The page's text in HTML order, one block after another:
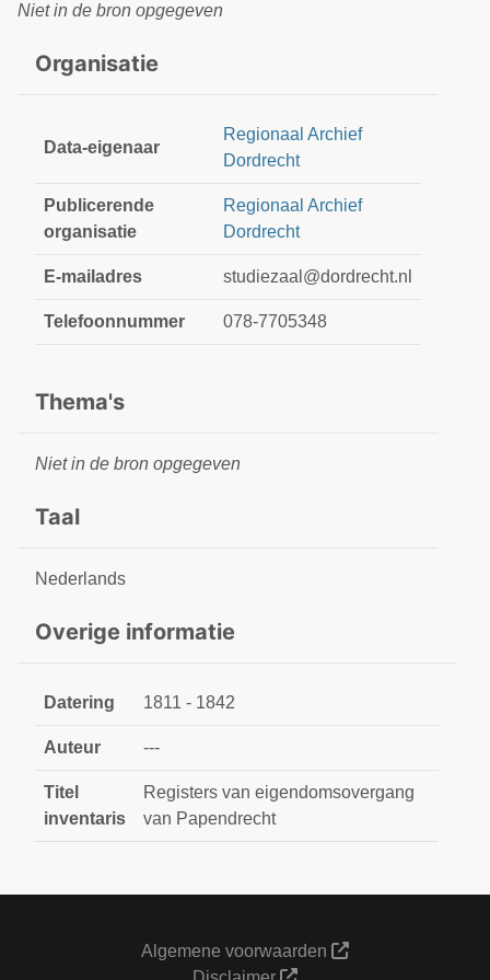
Niet in de bron opgegeven
Organisatie
Data-eigenaar
Regionaal Archief
Dordrecht
Publicerende
organisatie
Regionaal Archief
Dordrecht
E-mailadres studiezaal@dordrecht.nl
Telefoonnummer 078-7705348
Thema's
Niet in de bron opgegeven
Taal
Nederlands
Overige informatie
Datering 1811 - 1842
Auteur ---
Titel
inventaris
Registers van eigendomsovergang
van Papendrecht
Algemene voorwaarden